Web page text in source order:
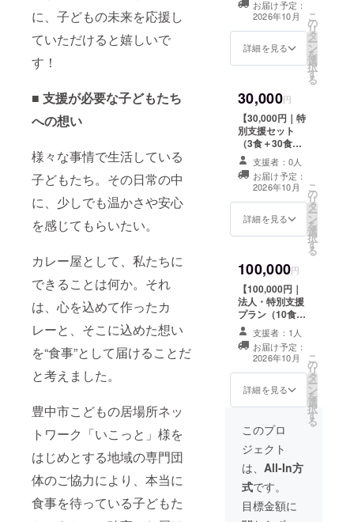
に、子どもの未来を応援し
ていただけると嬉しいで
す！
■ 支援が必要な子どもたち
への想い
様々な事情で生活している
子どもたち。その日常の中
に、少しでも温かさや安心
を感じてもらいたい。
カレー屋として、私たちに
できることは何か。それ
は、心を込めて作ったカ
レーと、そこに込めた想い
を“食事”として届けることだ
と考えました。
豊中市こどもの居場所ネッ
トワーク「いこっと」様を
はじめとする地域の専門団
体のご協力により、本当に
食事を待っている子どもた
動運営に活用い
たします。
ります。
す。 日頃ご利用
いただいている
お客様はもちろ
ん、「まずはお
店で食べてみた
い」という方に
す。 ※9月以降使
用可。 来店され
たその日より使
用出来ます。 ※
お食事券の有効
期限は2027年03
月31日までとな
ります。
食分】のカレー
をお届けしま
験が、誰かの食
事につながる。
ただけるリター
ンです。 ■ 内容
・高級レトルト
カレー 1食分 ・
FANFARE
Platinum
Supporters 限定
カード ■ 商品詳
細 ・内容量：約
250g ・保存方
法：常温保存 ・
賞味期限：製造
・アレルギー：
小麦・乳・鶏肉
を含む（詳細は
表示ラベルに記
載） 「原材料及
び添加物等の食
品表示はお届け
商品のラベルに
表記されます。
必ずお届けのリ
ターンに貼付さ
意書きをご確認
ください。」 ※
本プロジェクト
は、継続的な支
援を目的として
運営しており、
売上の一部を子
力をすべて楽し
める、 特別なフ
ルセットプラン
です。 このセッ
レーEXPOで三
度の総合優勝を
いただいた 私の
経験と技術を全
て注ぎ込み、 一
切妥協せず本気
で作り上げた、
プレミアムレト
ルトカレーを1食
に加え、 オリジ
ナルレトルトカ
レー3種をセット
届けします。 ご
自宅での食べ比
べや、 大切な方
へのギフトとし
てもおすすめで
す。 また、ご支
援1点につき、
子ども食堂など
へ【10食分】の
カレーをお届け
します。 美味し
ていただけるプ
ランです。 ■ 内
容 ・高級レトル
トカレー 1食分
・レトルト3食分
・FANFARE
Platinum
Supporters 限定
お届け予定：
2026年10月
詳細を見る
こ
の
リ
タ
ー
ン
を
選
択
す
る
30,000円
【30,000円｜特
別支援セット
（3食＋30食支
援）】 カレー
EXPOで三度の
総合優勝をいた
だいた 私の経験
と技術を全て注
ぎ込み、 一切妥
カレーを3食分
お届け致しま
す。 ご自宅用と
してはもちろ
ん、 大切な方へ
のギフトとして
もご利用いただ
けます。 また、
このプランでは
子ども食堂など
へ【30食分】の
カレーをお届け
します。 1つの
選択が、より多
くの子どもたち
の食事につなが
る、 特別な支援
プランです。 ※1
購入につき10食
分の支援は、1万
支援者：0人
お届け予定：
2026年10月
詳細を見る
こ
の
リ
タ
ー
ン
を
選
択
す
る
100,000円
【100,000円｜
法人・特別支援
プラン（10食＋
100食支援）】
本プロジェクト
を大きく支えて
いただく、 特別
支援プランで
す。 カレー
だいた 私の経験
と技術を全て注
ぎ込み、 一切妥
協せず本気で作
り上げた プレミ
アムレトルトカ
レーを10食分お
届けするととも
支援者：1人
お届け予定：
2026年10月
詳細を見る
こ
の
リ
タ
ー
ン
を
選
択
す
る
このプロ
ジェクト
は、 All-In方
式です。
目標金額に